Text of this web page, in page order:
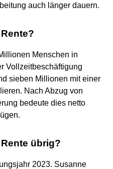
auch länger dauern.
Menschen in
Vollzeitbeschäftigung
sieben Millionen mit einer
Nach Abzug von
bedeute dies netto
übrig?
2023. Susanne